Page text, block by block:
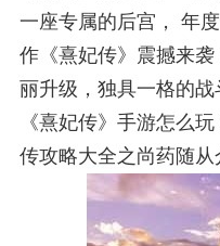
一座专属的后宫， 年
作《熹妃传》震撼来
丽升级，独具一格的战
《熹妃传》手游怎么
传攻略大全之尚药随从